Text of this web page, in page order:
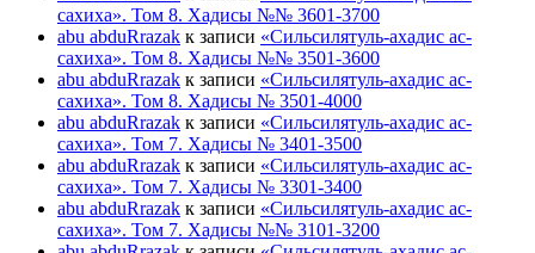
сахиха». Том 8. Хадисы №№ 3601-3700
abu abduRrazak к записи «Сильсилятуль-ахадис ас-
сахиха». Том 8. Хадисы №№ 3501-3600
abu abduRrazak к записи «Сильсилятуль-ахадис ас-
сахиха». Том 8. Хадисы № 3501-4000
abu abduRrazak к записи «Сильсилятуль-ахадис ас-
сахиха». Том 7. Хадисы № 3401-3500
abu abduRrazak к записи «Сильсилятуль-ахадис ас-
сахиха». Том 7. Хадисы № 3301-3400
abu abduRrazak к записи «Сильсилятуль-ахадис ас-
сахиха». Том 7. Хадисы №№ 3101-3200